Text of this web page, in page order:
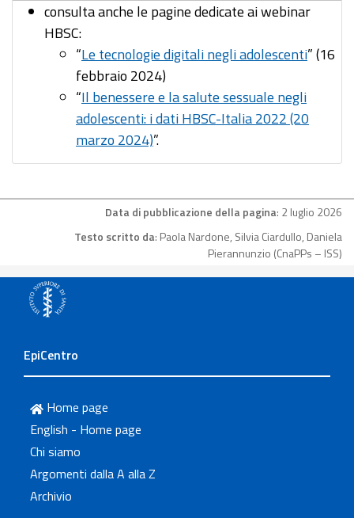
consulta anche le pagine dedicate ai webinar
HBSC:
“Le tecnologie digitali negli adolescenti” (16
febbraio 2024)
“Il benessere e la salute sessuale negli
adolescenti: i dati HBSC-Italia 2022 (20
marzo 2024)”.
Data di pubblicazione della pagina: 2 luglio 2026
Testo scritto da: Paola Nardone, Silvia Ciardullo, Daniela
Pierannunzio (CnaPPs – ISS)
EpiCentro
Home page
English - Home page
Chi siamo
Argomenti dalla A alla Z
Archivio